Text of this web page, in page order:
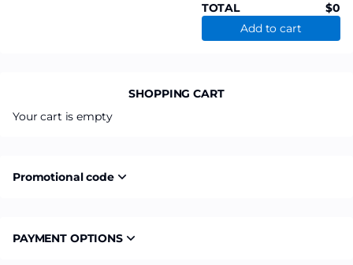
TOTAL
0
Add to cart
SHOPPING CART
Your cart is empty
Promotional code
PAYMENT OPTIONS